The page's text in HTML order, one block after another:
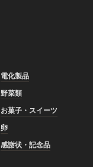
電化製品
野菜類
お菓子・スイーツ
卵
感謝状・記念品